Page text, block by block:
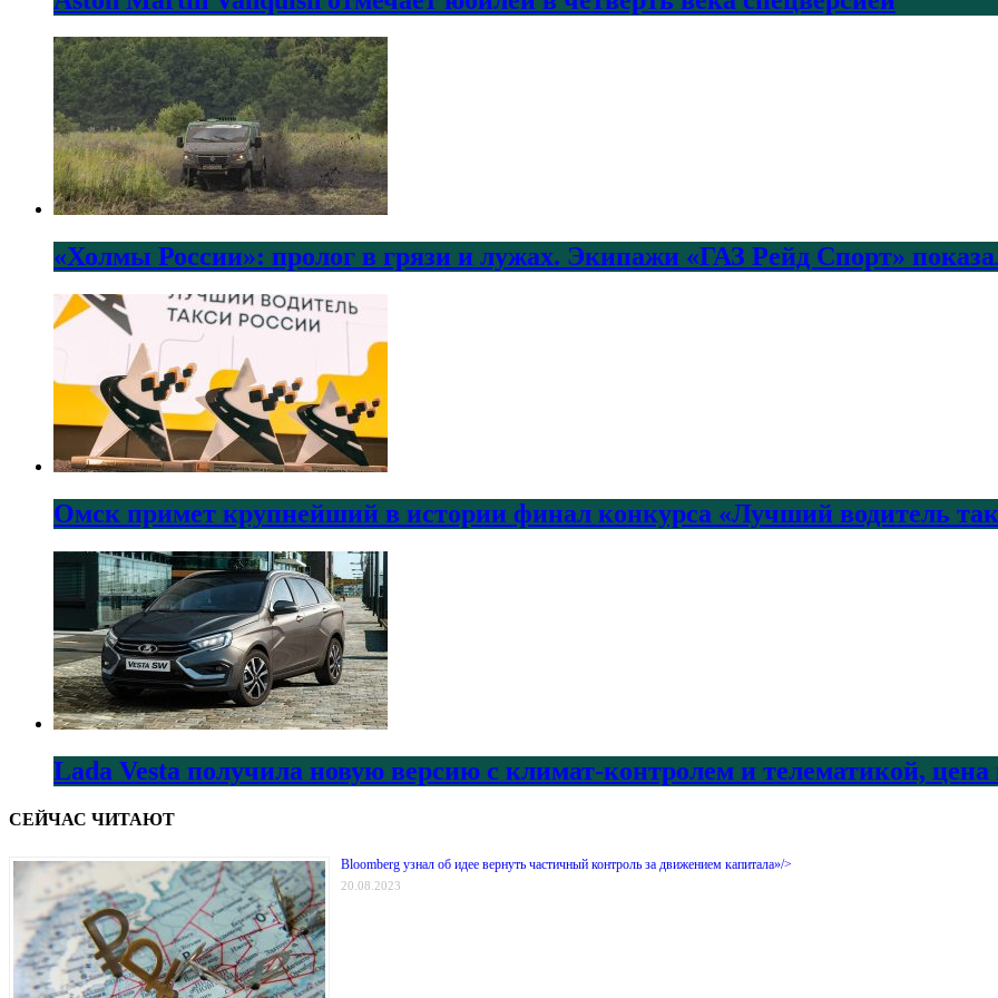
«Холмы России»: пролог в грязи и лужах. Экипажи «ГАЗ Рейд Спорт»
Омск примет крупнейший в истории финал конкурса «Лучший водитель
Lada Vesta получила новую версию с климат-контролем и телематикой, цена
СЕЙЧАС ЧИТАЮТ
Bloomberg узнал об идее вернуть частичный контроль за движением капитала»/>
20.08.2023